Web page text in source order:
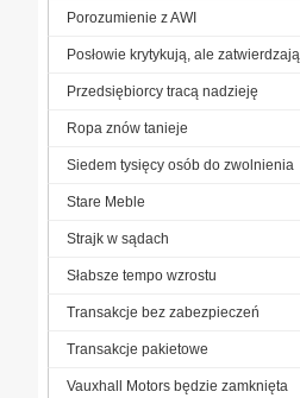
Porozumienie z AWI
Posłowie krytykują, ale zatwierdzają
Przedsiębiorcy tracą nadzieję
Ropa znów tanieje
Siedem tysięcy osób do zwolnienia
Stare Meble
Strajk w sądach
Słabsze tempo wzrostu
Transakcje bez zabezpieczeń
Transakcje pakietowe
Vauxhall Motors będzie zamknięta